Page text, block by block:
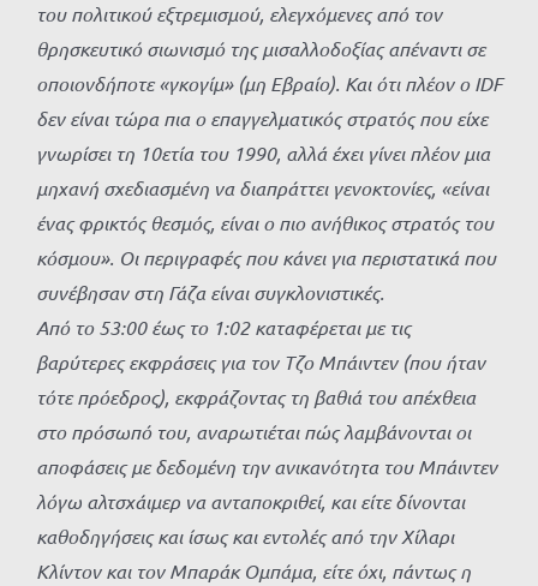
του πολιτικού εξτρεμισμού, ελεγχόμενες από τον
θρησκευτικό σιωνισμό της μισαλλοδοξίας απέναντι σε
οποιονδήποτε «γκογίμ» (μη Εβραίο). Και ότι πλέον ο IDF
δεν είναι τώρα πια ο επαγγελματικός στρατός που είχε
γνωρίσει τη 10ετία του 1990, αλλά έχει γίνει πλέον μια
μηχανή σχεδιασμένη να διαπράττει γενοκτονίες, «είναι
ένας φρικτός θεσμός, είναι ο πιο ανήθικος στρατός του
κόσμου». Οι περιγραφές που κάνει για περιστατικά που
συνέβησαν στη Γάζα είναι συγκλονιστικές.
Από το 53:00 έως το 1:02 καταφέρεται με τις
βαρύτερες εκφράσεις για τον Τζο Μπάιντεν (που ήταν
τότε πρόεδρος), εκφράζοντας τη βαθιά του απέχθεια
στο πρόσωπό του, αναρωτιέται πώς λαμβάνονται οι
αποφάσεις με δεδομένη την ανικανότητα του Μπάιντεν
λόγω αλτσχάιμερ να ανταποκριθεί, και είτε δίνονται
καθοδηγήσεις και ίσως και εντολές από την Χίλαρι
Κλίντον και τον Μπαράκ Ομπάμα, είτε όχι, πάντως η